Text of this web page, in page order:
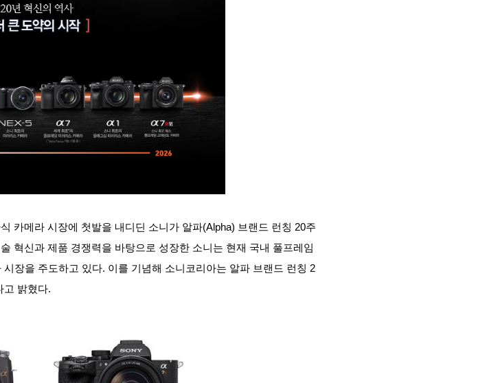
카메라 시장에 첫발을 내디딘 소니가 알파(Alpha) 브랜드 런칭 20주
혁신과 제품 경쟁력을 바탕으로 성장한 소니는 현재 국내 풀프레임
장을 주도하고 있다. 이를 기념해 소니코리아는 알파 브랜드 런칭 2
고 밝혔다.